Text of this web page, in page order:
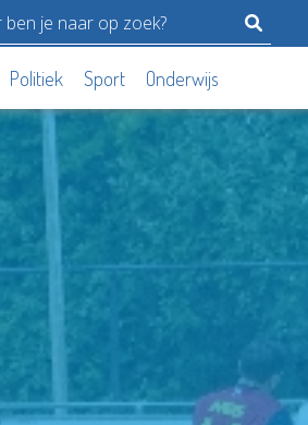
Politiek Sport Onderwijs